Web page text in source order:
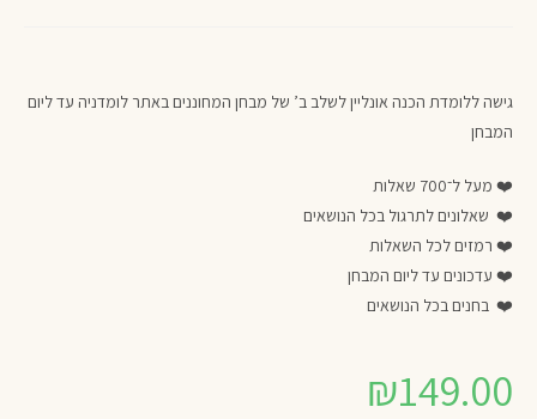
גישה ללומדת הכנה אונליין לשלב ב’ של מבחן המחוננים באתר לומדניה עד ליום
המבחן
❤️ מעל ל־700 שאלות
❤️ שאלונים לתרגול בכל הנושאים
❤️ רמזים לכל השאלות
❤️ עדכונים עד ליום המבחן
❤️ בחנים בכל הנושאים
₪149.00